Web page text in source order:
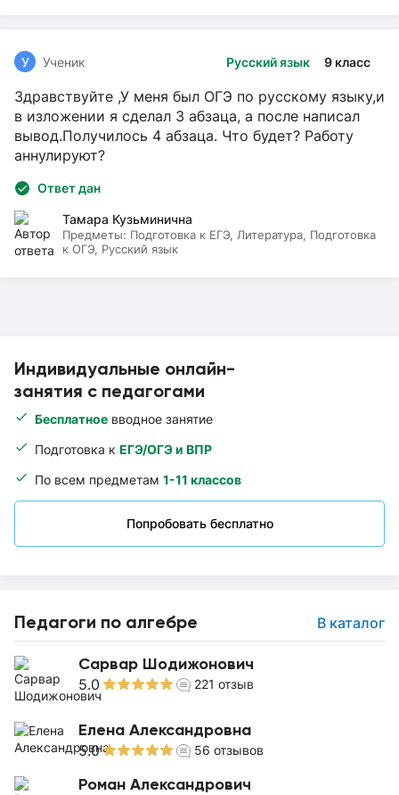
Индивидуальные онлайн-
занятия с педагогами
Бесплатное вводное занятие
Подготовка к ЕГЭ/ОГЭ и ВПР
По всем предметам 1-11 классов
Попробовать бесплатно
Педагоги по алгебре В каталог
Сарвар Шодижонович
5.0 221 отзыв
Елена Александровна
5.0 56 отзывов
Роман Александрович
Русский язык 9 класс
У Ученик
Здравствуйте ,У меня был ОГЭ по русскому языку,и
в изложении я сделал 3 абзаца, а после написал
вывод.Получилось 4 абзаца. Что будет? Работу
аннулируют?
Ответ дан
Тамара Кузьминична
Предметы: Подготовка к ЕГЭ, Литература, Подготовка
к ОГЭ, Русский язык